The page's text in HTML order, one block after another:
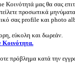
μας θα σας
προσωπικά
σας profile και photo
εύκολη και δωρεάν.
Κοινότητα.
πρόβλημα κατά την